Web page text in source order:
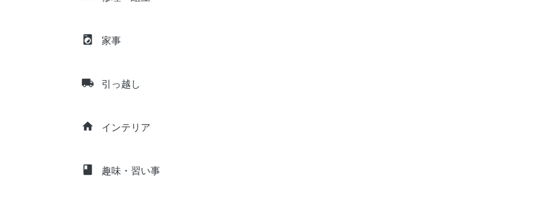
local_laundry_service 家事
local_shipping 引っ越し
home インテリア
class 趣味・習い事